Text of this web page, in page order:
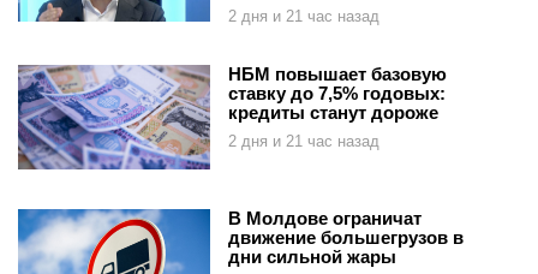
2 дня и 21 час назад
НБМ повышает базовую
ставку до 7,5% годовых:
кредиты станут дороже
2 дня и 21 час назад
В Молдове ограничат
движение большегрузов в
дни сильной жары